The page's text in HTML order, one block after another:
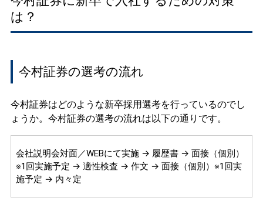
は？
今村証券の選考の流れ
今村証券はどのような新卒採用選考を行っているのでし
ょうか。今村証券の選考の流れは以下の通りです。
会社説明会対面／WEBにて実施 → 履歴書 → 面接（個別）
※1回実施予定 → 適性検査 → 作文 → 面接（個別）※1回実
施予定 → 内々定